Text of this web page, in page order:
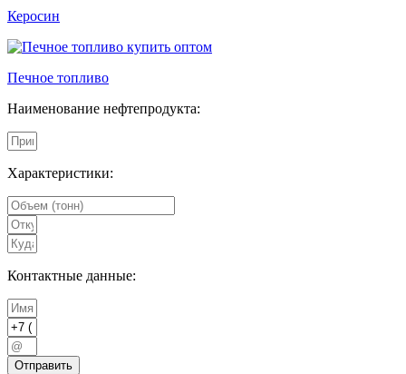
Керосин
Печное топливо
Наименование нефтепродукта:
Характеристики:
Контактные данные:
Отправить